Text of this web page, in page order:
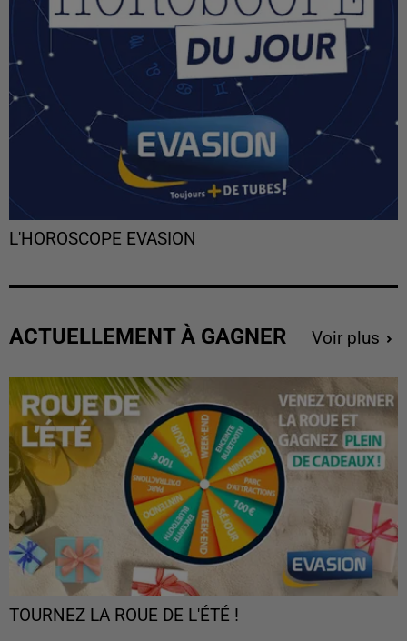
L'HOROSCOPE EVASION
ACTUELLEMENT À GAGNER Voir plus
TOURNEZ LA ROUE DE L'ÉTÉ !